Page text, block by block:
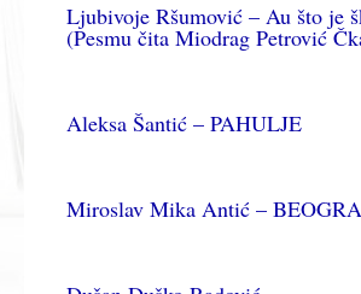
Ljubivoje Ršumović – Au što je
(Pesmu čita Miodrag Petrović
Aleksa Šantić – PAHULJE
Miroslav Mika Antić –